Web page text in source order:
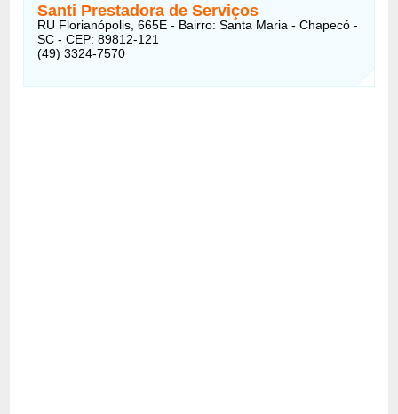
Santi Prestadora de Serviços
RU Florianópolis, 665E - Bairro: Santa Maria - Chapecó -
SC - CEP: 89812-121
(49) 3324-7570